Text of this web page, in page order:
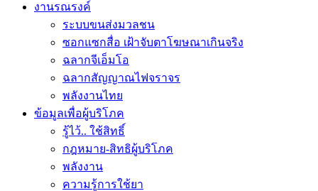
งานรณรงค์
ระบบขนส่งมวลชน
ซอกแซกสื่อ เฝ้าจับตาโฆษณาเกินจริง
ฉลากจีเอ็มโอ
ฉลากสัญญาณไฟจราจร
พลังงานไทย
ข้อมูลเพื่อผู้บริโภค
รู้ไว้.. ใช้สิทธิ์
กฎหมาย-สิทธิผู้บริโภค
พลังงาน
ความรู้การใช้ยา